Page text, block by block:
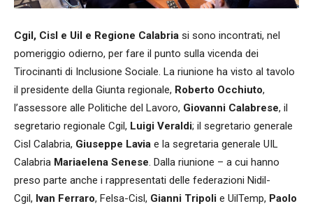
Cgil, Cisl e Uil e Regione Calabria si sono incontrati, nel
pomeriggio odierno, per fare il punto sulla vicenda dei
Tirocinanti di Inclusione Sociale. La riunione ha visto al tavolo
il presidente della Giunta regionale, Roberto Occhiuto,
l’assessore alle Politiche del Lavoro, Giovanni Calabrese, il
segretario regionale Cgil, Luigi Veraldi; il segretario generale
Cisl Calabria, Giuseppe Lavia e la segretaria generale UIL
Calabria Mariaelena Senese. Dalla riunione – a cui hanno
preso parte anche i rappresentati delle federazioni Nidil-
Cgil, Ivan Ferraro, Felsa-Cisl, Gianni Tripoli e UilTemp, Paolo